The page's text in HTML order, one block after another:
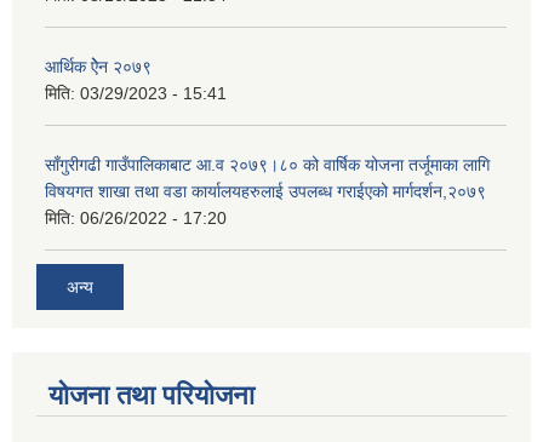
आर्थिक ऐेन २०७९
मिति: 03/29/2023 - 15:41
साँगुरीगढी गाउँपालिकाबाट आ.व २०७९।८० को वार्षिक योजना तर्जूमाका लागि
विषयगत शाखा तथा वडा कार्यालयहरुलाई उपलब्ध गराईएको मार्गदर्शन,२०७९
मिति: 06/26/2022 - 17:20
अन्य
योजना तथा परियोजना